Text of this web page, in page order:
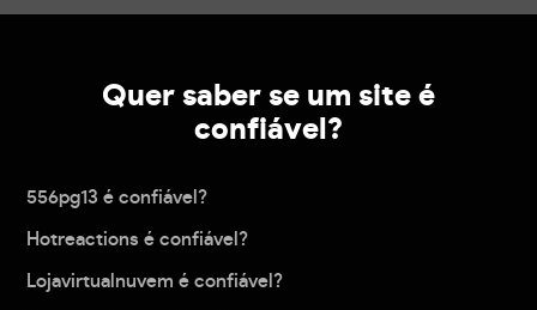
Quer saber se um site é
confiável?
556pg13 é confiável?
Hotreactions é confiável?
Lojavirtualnuvem é confiável?